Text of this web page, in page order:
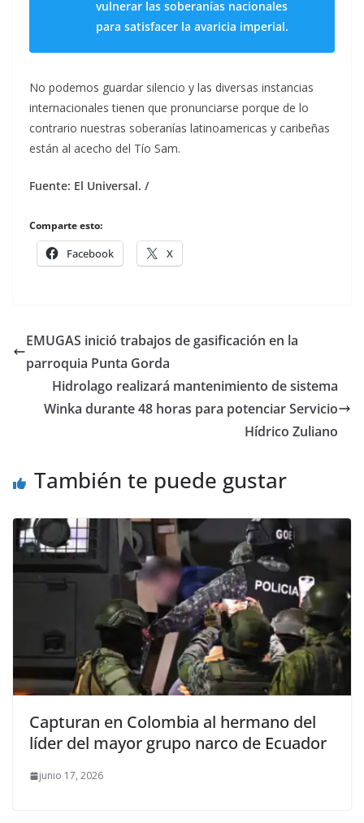
vulnerar las soberanías nacionales
para satisfacer la avaricia imperial.
No podemos guardar silencio y las diversas instancias
internacionales tienen que pronunciarse porque de lo
contrario nuestras soberanías latinoamericas y caribeñas
están al acecho del Tío Sam.
Fuente: El Universal. /
Comparte esto:
Facebook X
EMUGAS inició trabajos de gasificación en la
parroquia Punta Gorda
Hidrolago realizará mantenimiento de sistema
Winka durante 48 horas para potenciar Servicio
Hídrico Zuliano
También te puede gustar
Capturan en Colombia al hermano del
líder del mayor grupo narco de Ecuador
junio 17, 2026